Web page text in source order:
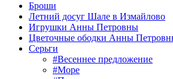
Броши
Летний досуг Шале в Измайлово
Игрушки Анны Петровны
Цветочные ободки Анны
Серьги
#Весеннее предложение
#Море